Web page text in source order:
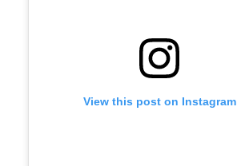
View this post on Instagram